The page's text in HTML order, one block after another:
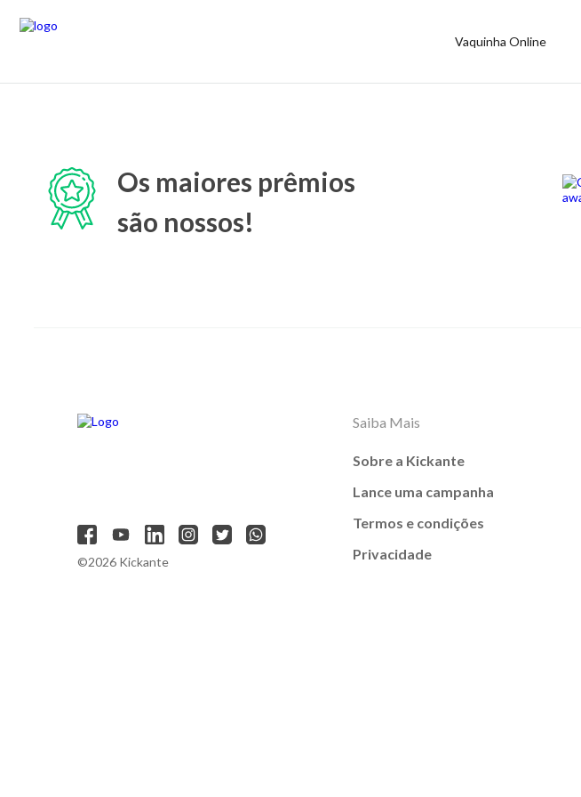
Vaquinha Online
Os maiores prêmios
são nossos!
©2026 Kickante
Saiba Mais
Sobre a Kickante
Lance uma campanha
Termos e condições
Privacidade